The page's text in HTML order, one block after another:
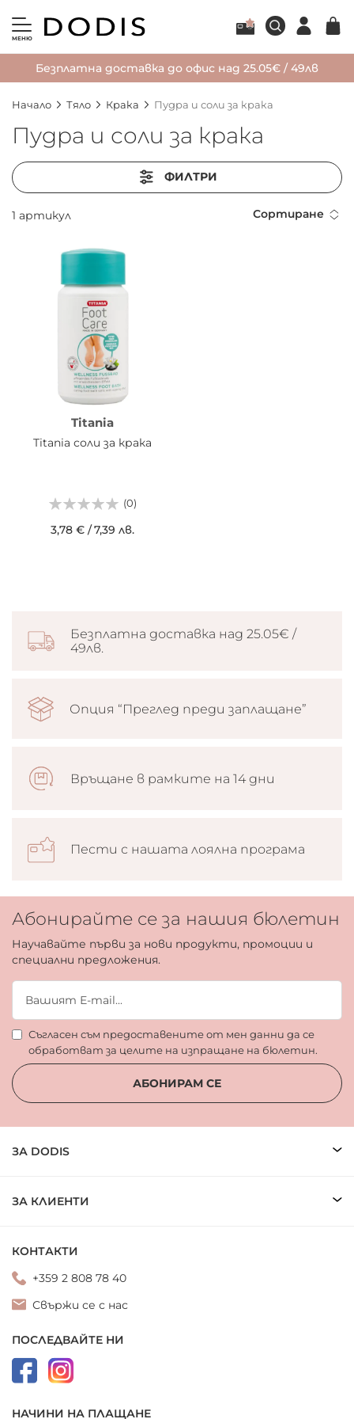
МЕНЮ
Безплатна доставка до офис над 25.05€ / 49лв
Начало Тяло Крака Пудра и соли за крака
Пудра и соли за крака
ФИЛТРИ
1 артикул Сортиране
Titania
Titania соли за крака
(0)
3,78 € /7,39 лв.
Безплатна доставка над 25.05€ /
49лв.
Опция “Преглед преди заплащане”
Връщане в рамките на 14 дни
Пести с нашата лоялна програма
Абонирайте се за нашия бюлетин
Научавайте първи за нови продукти, промоции и
специални предложения.
Съгласен съм предоставените от мен данни да се
обработват за целите на изпращане на бюлетин.
АБОНИРАМ СЕ
ЗА DODIS
ЗА КЛИЕНТИ
КОНТАКТИ
+359 2 808 78 40
Свържи се с нас
ПОСЛЕДВАЙТЕ НИ
НАЧИНИ НА ПЛАЩАНЕ